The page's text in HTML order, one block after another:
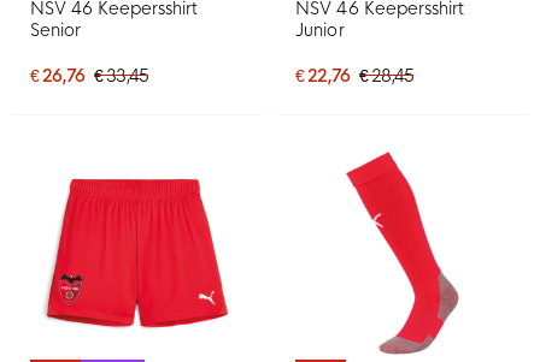
NSV 46 Keepersshirt
Senior
€ 26,76 € 33,45
NSV 46 Keepersshirt
Junior
€ 22,76 € 28,45